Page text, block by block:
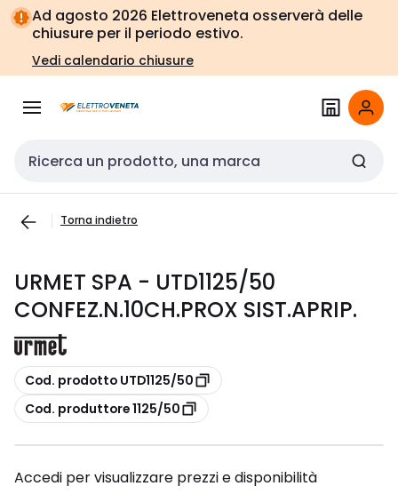
Vai alla
navigazione
Vai
alla
pagina
Ad agosto 2026 Elettroveneta osserverà delle
chiusure per il periodo estivo.
Vedi calendario chiusure
Cerca input
Torna indietro
URMET SPA - UTD1125/50
CONFEZ.N.10CH.PROX SIST.APRIP.
copia
Cod. prodotto UTD1125/50
copia
Cod. produttore 1125/50
Accedi per visualizzare prezzi e disponibilità